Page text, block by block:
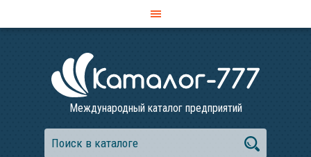
Международный каталог предприятий